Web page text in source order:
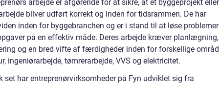
arbejde er afgørende for at sikre, at et byggeprojekt eller
bliver udført korrekt og inden for tidsrammen. De har
inden for byggebranchen og er i stand til at løse
på en effektiv måde. Deres arbejde kræver planlægning,
og en bred vifte af færdigheder inden for forskellige
ingeniørarbejde, tømrerarbejde, VVS og elektricitet.
set har entreprenørvirksomheder på Fyn udviklet sig fra